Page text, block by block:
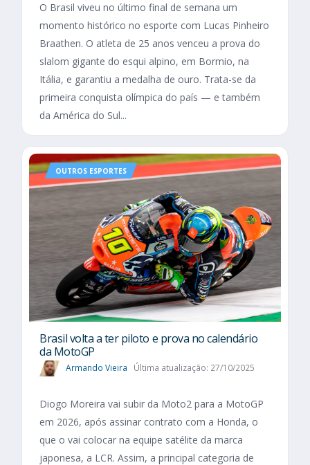
O Brasil viveu no último final de semana um
momento histórico no esporte com Lucas Pinheiro
Braathen. O atleta de 25 anos venceu a prova do
slalom gigante do esqui alpino, em Bormio, na
Itália, e garantiu a medalha de ouro. Trata-se da
primeira conquista olímpica do país — e também
da América do Sul...
OUTROS ESPORTES
Brasil volta a ter piloto e prova no calendário
da MotoGP
Armando Vieira Última atualização: 27/10/2025
Diogo Moreira vai subir da Moto2 para a MotoGP
em 2026, após assinar contrato com a Honda, o
que o vai colocar na equipe satélite da marca
japonesa, a LCR. Assim, a principal categoria de